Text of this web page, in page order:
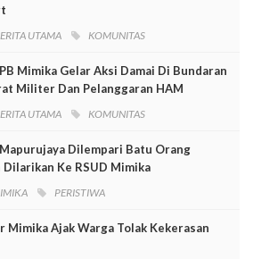
UTAMA KOMUNITAS
Mimika Gelar Aksi Damai Di Bundaran
Militer Dan Pelanggaran HAM
UTAMA KOMUNITAS
Dilempari Batu Orang
Ke RSUD Mimika
PERISTIWA
Mimika Ajak Warga Tolak Kekerasan